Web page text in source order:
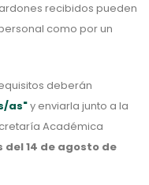
recibidos pueden
como por un
deberán
as"y enviarla junto a la
Académica
del14 de agosto de